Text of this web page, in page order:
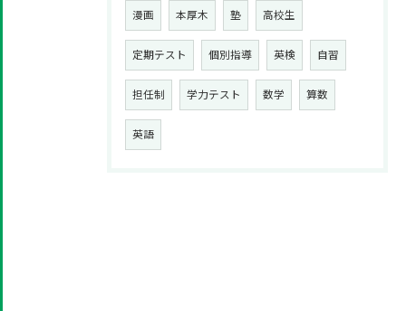
漫画 本厚木 塾 高校生
定期テスト 個別指導 英検 自習
担任制 学力テスト 数学 算数
英語